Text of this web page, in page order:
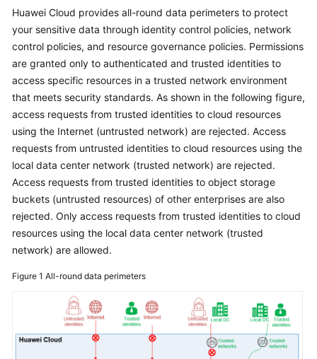
General
Reference
Glossary
Shared
Responsibilities
Service
Level
Agreement
White
Papers
Endpoints
Permissions
Huawei Cloud provides all-round data perimeters to protect
your sensitive data through identity control policies, network
control policies, and resource governance policies. Permissions
are granted only to authenticated and trusted identities to
access specific resources in a trusted network environment
that meets security standards. As shown in the following figure,
access requests from trusted identities to cloud resources
using the Internet (untrusted network) are rejected. Access
requests from untrusted identities to cloud resources using the
local data center network (trusted network) are rejected.
Access requests from trusted identities to object storage
buckets (untrusted resources) of other enterprises are also
rejected. Only access requests from trusted identities to cloud
resources using the local data center network (trusted
network) are allowed.
Figure 1 All-round data perimeters